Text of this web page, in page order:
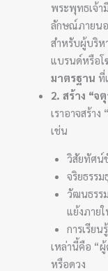
พระพุทธเจ้า
ลักษณ์ภายนอ
สำหรับผู้บริห
แบรนด์หรือ
มาตรฐาน ที่
2. สร้าง “จ
เราอาจสร้า
เช่น
วิสัยทัศน์
จริยธรร
วัฒนธรร
แย้งภายใ
การเรีย
เหล่านี้คือ “
หรือดวง